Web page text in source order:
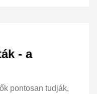
- a
pontosan tudják,